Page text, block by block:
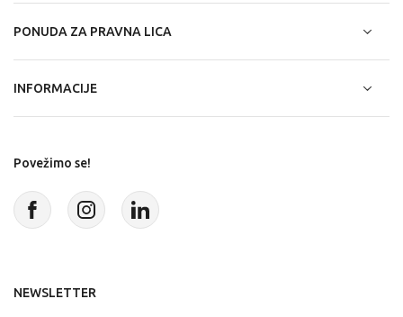
PONUDA ZA PRAVNA LICA
INFORMACIJE
Povežimo se!
NEWSLETTER